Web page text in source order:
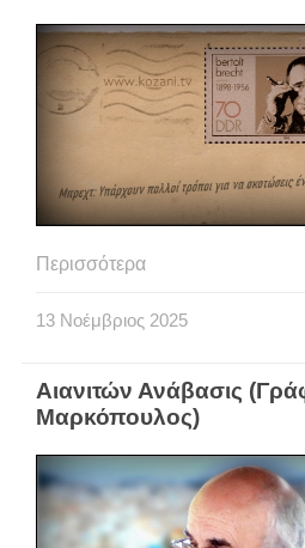
Περισσότερα
13 Νοέμβριος 2025
Αιανιτών Ανάβασις
Μαρκόπουλος)